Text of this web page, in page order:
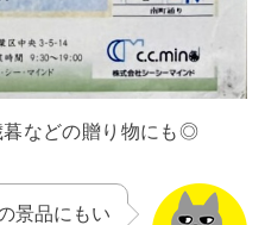
暮などの贈り物にも◎
景品にもい